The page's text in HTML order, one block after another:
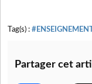
Tag(s) :
Partager cet